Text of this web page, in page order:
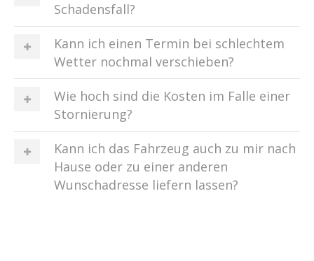
Schadensfall?
Kann ich einen Termin bei schlechtem
Wetter nochmal verschieben?
Wie hoch sind die Kosten im Falle einer
Stornierung?
Kann ich das Fahrzeug auch zu mir nach
Hause oder zu einer anderen
Wunschadresse liefern lassen?